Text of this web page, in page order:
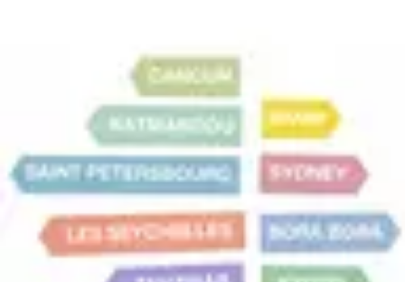
Géographie Explore